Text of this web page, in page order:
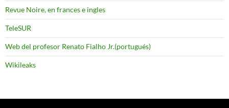
Revue Noire, en frances e ingles
TeleSUR
Web del profesor Renato Fialho Jr.(portugués)
Wikileaks